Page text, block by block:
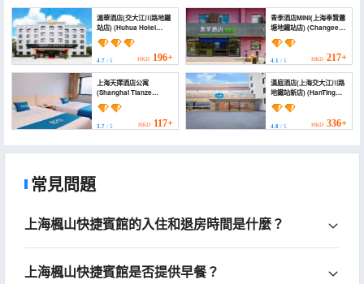
滬華酒店(交大江川路地鐵
站店) (Huhua Hotel
(Jiaotong University
Jiangchuan Road
Metro Station))
4.7 / 5 HKD 196+
青季酒店MINI(上海奉賢蕭
塘地鐵站店) (Changee
Hotel MINI (Shanghai
Fengxian Xiaotang
Subway Station))
4.1/ 5 HKD 217+
上海天擇酒店公寓
(Shanghai Tianze
Serviced Apartment)
3.7 / 5 HKD 117+
漢庭酒店(上海交大江川路
地鐵站新店) (HanTing
Hotel (Shanghai
Jiaotong University
Jiangchuan Road
Subway Station
4.8/ 5 HKD 336+
常見問題
上海楓山快捷賓館的入住和退房時間是什麼？
上海楓山快捷賓館是否提供早餐？